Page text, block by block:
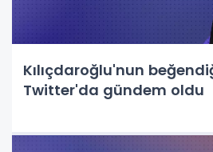
Kılıçdaroğlu'nun
Twitter'da gündem oldu